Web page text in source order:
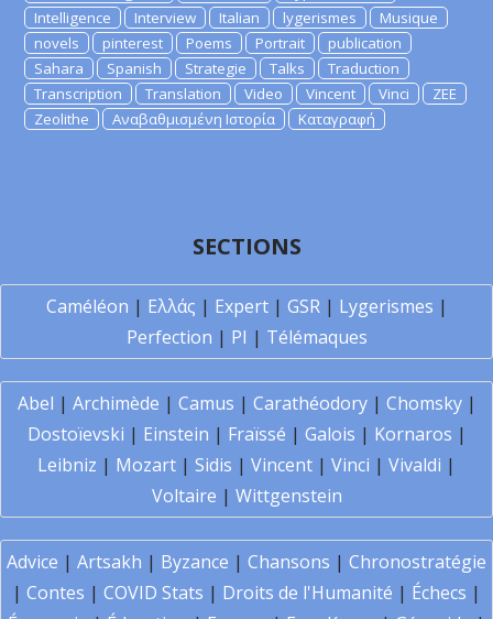
Intelligence
Interview Italian lygerismes
Musique
novels
pinterest Poems Portrait
publication
Sahara
Spanish Strategie Talks
Traduction
Transcription
Translation Video Vincent Vinci
ZEE
Zeolithe
Αναβαθμισμένη Ιστορία Καταγραφή
SECTIONS
Caméléon | Ελλάς | Expert| GSR| Lygerismes |
Perfection | PI | Télémaques
Abel | Archimède | Camus | Carathéodory| Chomsky|
Dostoïevski | Einstein | Fraïssé | Galois | Kornaros |
Leibniz | Mozart | Sidis | Vincent | Vinci | Vivaldi |
Voltaire | Wittgenstein
Advice | Artsakh | Byzance | Chansons | Chronostratégie
| Contes | COVID Stats | Droits de l'Humanité | Échecs |